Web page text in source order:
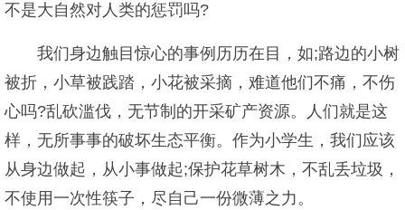
不是大自然对人类的惩罚吗?
我们身边触目惊心的事例历历在目，如;路边的小树
被折，小草被践踏，小花被采摘，难道他们不痛，不伤
心吗?乱砍滥伐，无节制的开采矿产资源。人们就是这
样，无所事事的破坏生态平衡。作为小学生，我们应该
从身边做起，从小事做起;保护花草树木，不乱丢垃圾，
不使用一次性筷子，尽自己一份微薄之力。